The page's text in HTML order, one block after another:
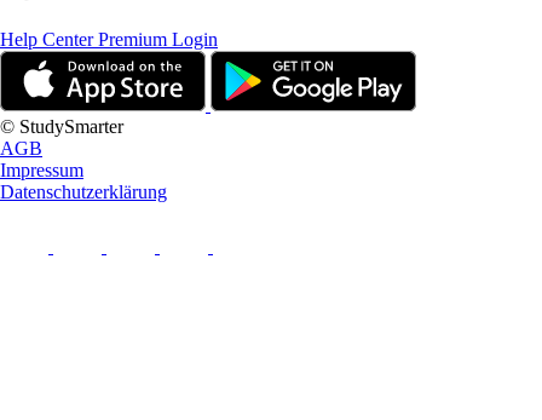
Help CenterPremium Login
© StudySmarter
AGB
Impressum
Datenschutzerklärung